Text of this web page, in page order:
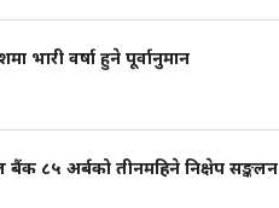
भारी वर्षा हुने पूर्वानुमान
बैंक ८५ अर्बको तीनमहिने निक्षेप सङ्कलन